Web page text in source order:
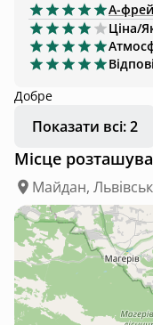
А-
Ціна/
Добре
Показати всі: 2
Місце
Майдан,